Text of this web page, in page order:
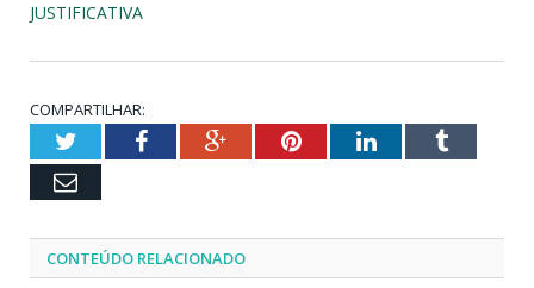
JUSTIFICATIVA
COMPARTILHAR:
TwitterFacebookGoogle+PinterestLinkedInTumblr
Email
CONTEÚDO RELACIONADO